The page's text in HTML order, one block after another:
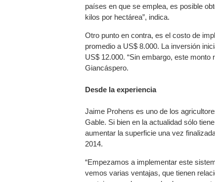
países en que se emplea, es posible
kilos por hectárea”, indica.
Otro punto en contra, es el costo de
promedio a US$ 8.000. La inversión
US$ 12.000. “Sin embargo, este
Giancáspero.
Desde la experiencia
Jaime Prohens es uno de los
Gable. Si bien en la actualidad sólo
aumentar la superficie una vez
2014.
“Empezamos a implementar este
vemos varias ventajas, que tienen